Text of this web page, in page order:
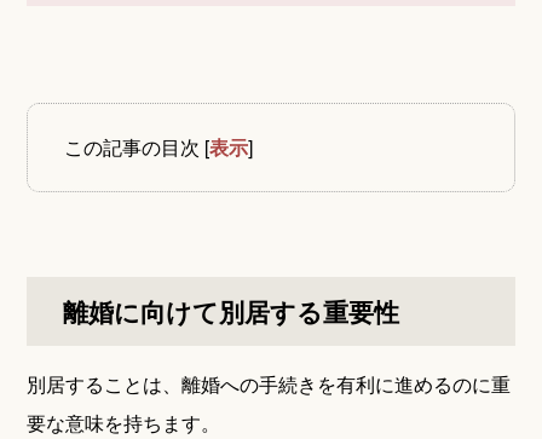
この記事の目次 [表示]
離婚に向けて別居する重要性
別居することは、離婚への手続きを有利に進めるのに重
要な意味を持ちます。